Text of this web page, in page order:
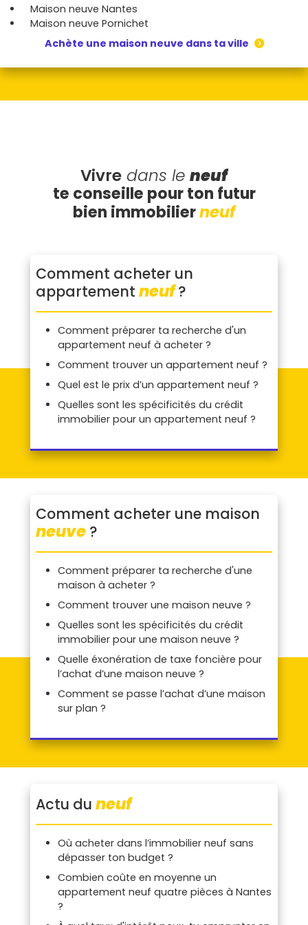
énergétiques, les coûts d’assurance …
Ta nouvelle implantation engendre-t-elle de
) ?
Maison neuve Nantes
Maison neuve Pornichet
Achète une maison neuve dans ta ville
Vivre dans le neuf
te conseille pourton futur
bien immobilierneuf
Comment acheter un
appartement neuf?
Comment préparer ta recherche d'un
appartement neuf à acheter ?
Comment trouver un appartement neuf ?
Quel est le prix d’un appartement neuf ?
Quelles sont les spécificités du crédit
immobilier pour un appartement neuf ?
Comment acheter une maison
neuve ?
Comment préparer ta recherche d'une
maison à acheter ?
Comment trouver une maison neuve ?
Quelles sont les spécificités du crédit
immobilier pour une maison neuve ?
Quelle éxonération de taxe foncière pour
l’achat d’une maison neuve ?
Comment se passe l’achat d’une maison
sur plan ?
Actu du neuf
Où acheter dans l’immobilier neuf sans
dépasser ton budget ?
Combien coûte en moyenne un
appartement neuf quatre pièces à Nantes
?